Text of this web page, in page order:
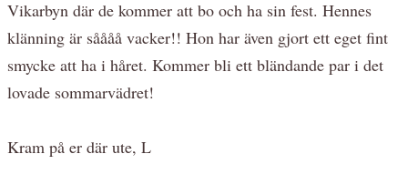
Vikarbyn där de kommer att bo och ha sin fest. Hennes
klänning är såååå vacker!! Hon har även gjort ett eget fint
smycke att ha i håret. Kommer bli ett bländande par i det
lovade sommarvädret!
Kram på er där ute, L